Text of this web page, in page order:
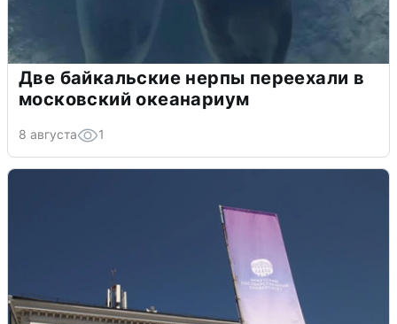
Две байкальские нерпы переехали в
московский океанариум
8 августа 1